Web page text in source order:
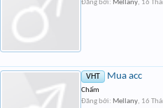
Đăng bởi: Mellany, 16
VHT Mua acc
Chấm
Đăng bởi: Mellany, 16